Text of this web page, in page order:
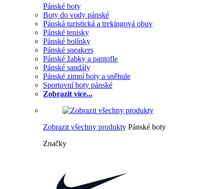
Pánské boty
Boty do vody pánské
Pánská turistická a trekingová obuv
Pánské tenisky
Pánské holínky
Pánské sneakers
Pánské žabky a pantofle
Pánské sandály
Pánské zimní boty a sněhule
Sportovní boty pánské
Zobrazit více...
Zobrazit všechny produkty Pánské boty
Značky